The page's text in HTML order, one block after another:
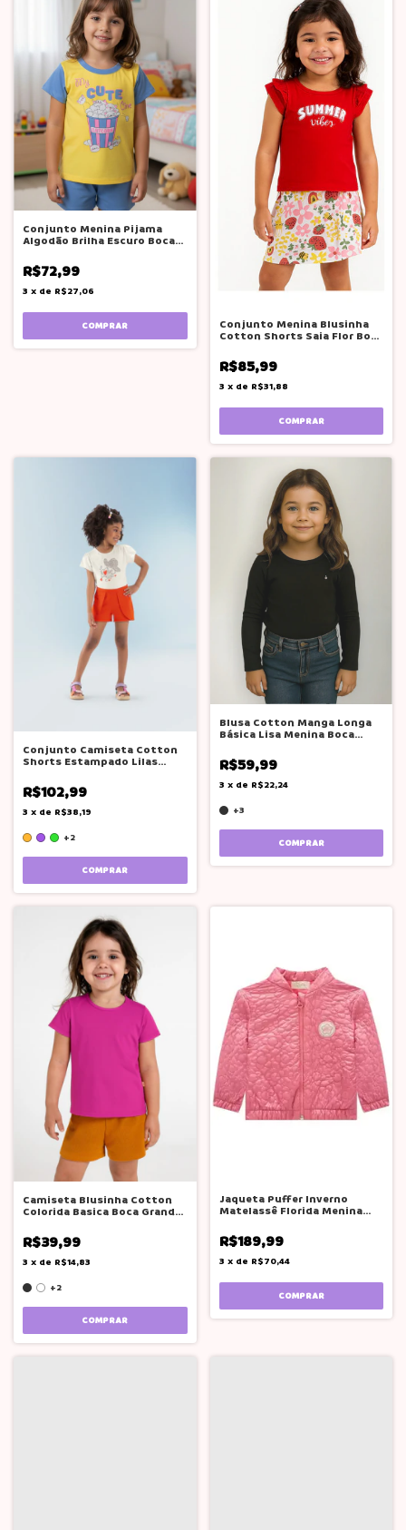
Conjunto Menina Pijama
Algodão Brilha Escuro Boca
R$72,99
3 x de R$27,06
COMPRAR Conjunto Menina Blusinha
Cotton Shorts Saia Flor Boca
R$85,99
3 x de R$31,88
COMPRAR
Conjunto Camiseta Cotton
Shorts Estampado Lilas
R$102,99
3 x de R$38,19
+2
COMPRAR
Blusa Cotton Manga Longa
Básica Lisa Menina Boca
R$59,99
3 x de R$22,24
+3
COMPRAR
Camiseta Blusinha Cotton
Colorida Basica Boca Grande
R$39,99
3 x de R$14,83
+2
COMPRAR
Jaqueta Puffer Inverno
Matelassê Florida Menina
R$189,99
3 x de R$70,44
COMPRAR